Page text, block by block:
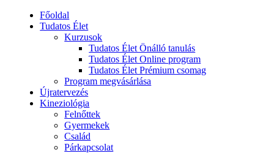
Főoldal
Tudatos Élet
Kurzusok
Tudatos Élet Önálló tanulás
Tudatos Élet Online program
Tudatos Élet Prémium csomag
Program megvásárlása
Újratervezés
Kineziológia
Felnőttek
Gyermekek
Család
Párkapcsolat